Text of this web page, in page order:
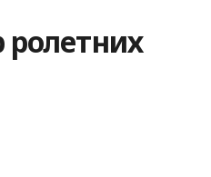
ролетних